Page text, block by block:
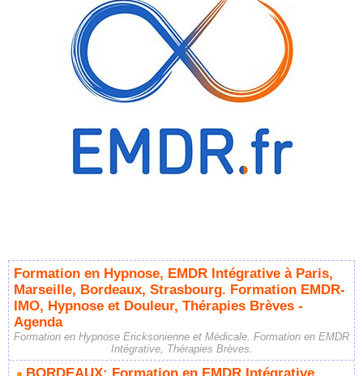
Formation en Hypnose, EMDR Intégrative à Paris,
Marseille, Bordeaux, Strasbourg. Formation EMDR-
IMO, Hypnose et Douleur, Thérapies Brèves -
Agenda
Formation en Hypnose Ericksonienne et Médicale. Formation en EMDR
Intégrative, Thérapies Brèves.